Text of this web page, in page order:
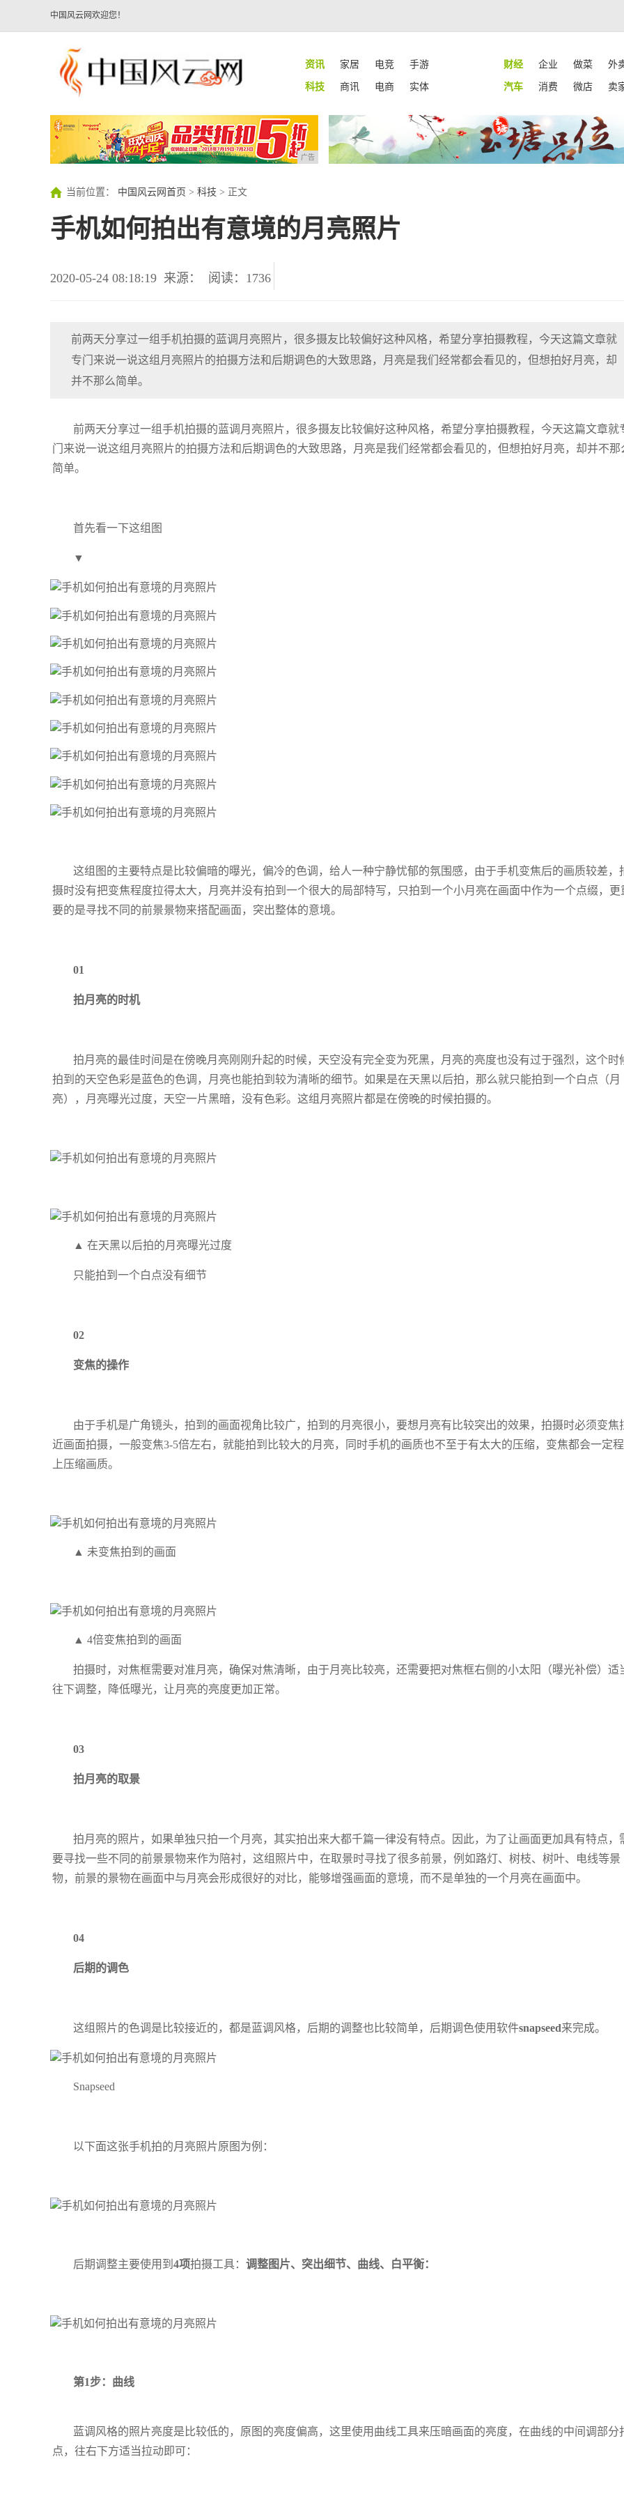
中国风云网欢迎您！
资讯 家居 电竞 手游 财经 企业 做菜
外
科技
商讯 电商 实体 汽车 消费 微店 卖
广告
当前位置： 中国风云网首页 > 科技 > 正文
手机如何拍出有意境的月亮照片
2020-05-24 08:18:19 来源： 阅读：1736
前两天分享过一组手机拍摄的蓝调月亮照片，很多摄友比较偏好这种风格，希望分享拍摄教程，今天这篇文章就
专门来说一说这组月亮照片的拍摄方法和后期调色的大致思路，月亮是我们经常都会看见的，但想拍好月亮，却
并不那么简单。
前两天分享过一组手机拍摄的蓝调月亮照片，很多摄友比较偏好这种风格，希望分享拍摄教程，今天这篇文章就
门来说一说这组月亮照片的拍摄方法和后期调色的大致思路，月亮是我们经常都会看见的，但想拍好月亮，却并不那
简单。
首先看一下这组图
▼
这组图的主要特点是比较偏暗的曝光，偏冷的色调，给人一种宁静忧郁的氛围感，由于手机变焦后的画质较差，
摄时没有把变焦程度拉得太大，月亮并没有拍到一个很大的局部特写，只拍到一个小月亮在画面中作为一个点缀，更
要的是寻找不同的前景景物来搭配画面，突出整体的意境。
01
拍月亮的时机
拍月亮的最佳时间是在傍晚月亮刚刚升起的时候，天空没有完全变为死黑，月亮的亮度也没有过于强烈，这个时
拍到的天空色彩是蓝色的色调，月亮也能拍到较为清晰的细节。如果是在天黑以后拍，那么就只能拍到一个白点（月
亮），月亮曝光过度，天空一片黑暗，没有色彩。这组月亮照片都是在傍晚的时候拍摄的。
▲ 在天黑以后拍的月亮曝光过度
只能拍到一个白点没有细节
02
变焦的操作
由于手机是广角镜头，拍到的画面视角比较广，拍到的月亮很小，要想月亮有比较突出的效果，拍摄时必须变焦
近画面拍摄，一般变焦3-5倍左右，就能拍到比较大的月亮，同时手机的画质也不至于有太大的压缩，变焦都会一定
上压缩画质。
▲ 未变焦拍到的画面
▲ 4倍变焦拍到的画面
拍摄时，对焦框需要对准月亮，确保对焦清晰，由于月亮比较亮，还需要把对焦框右侧的小太阳（曝光补偿）适
往下调整，降低曝光，让月亮的亮度更加正常。
03
拍月亮的取景
拍月亮的照片，如果单独只拍一个月亮，其实拍出来大都千篇一律没有特点。因此，为了让画面更加具有特点，
要寻找一些不同的前景景物来作为陪衬，这组照片中，在取景时寻找了很多前景，例如路灯、树枝、树叶、电线等景
物，前景的景物在画面中与月亮会形成很好的对比，能够增强画面的意境，而不是单独的一个月亮在画面中。
04
后期的调色
这组照片的色调是比较接近的，都是蓝调风格，后期的调整也比较简单，后期调色使用软件snapseed来完成。
Snapseed
以下面这张手机拍的月亮照片原图为例：
后期调整主要使用到 4项拍摄工具： 调整图片、突出细节、曲线、白平衡：
第1步：曲线
蓝调风格的照片亮度是比较低的，原图的亮度偏高，这里使用曲线工具来压暗画面的亮度，在曲线的中间调部分
点，往右下方适当拉动即可：